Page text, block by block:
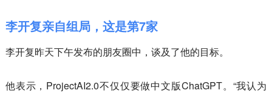
李开复亲自组局，这是第7家
李开复昨天下午发布的朋友圈中，谈及了他的目标。
他表示，ProjectAI2.0不仅仅要做中文版ChatGPT。“我认为